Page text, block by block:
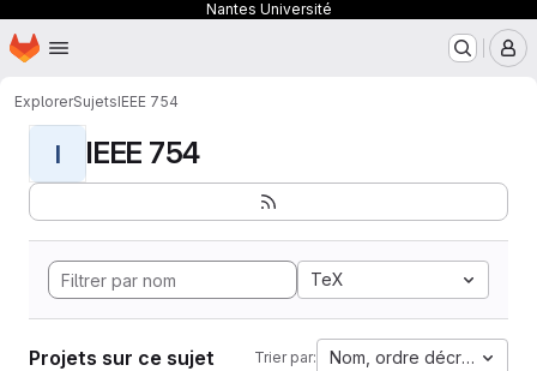
Nantes Université
Passer au contenu principal
Page d'accueil
ExplorerSujetsIEEE 754
I IEEE 754
TeX
Projets sur ce sujet Trier par: Nom, ordre décroissant